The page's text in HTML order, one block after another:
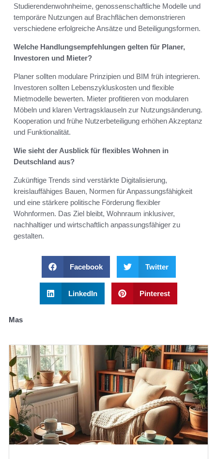
Studierendenwohnheime, genossenschaftliche Modelle und
temporäre Nutzungen auf Brachflächen demonstrieren
verschiedene erfolgreiche Ansätze und Beteiligungsformen.
Welche Handlungsempfehlungen gelten für Planer,
Investoren und Mieter?
Planer sollten modulare Prinzipien und BIM früh integrieren.
Investoren sollten Lebenszykluskosten und flexible
Mietmodelle bewerten. Mieter profitieren von modularen
Möbeln und klaren Vertragsklauseln zur Nutzungsänderung.
Kooperation und frühe Nutzerbeteiligung erhöhen Akzeptanz
und Funktionalität.
Wie sieht der Ausblick für flexibles Wohnen in
Deutschland aus?
Zukünftige Trends sind verstärkte Digitalisierung,
kreislauffähiges Bauen, Normen für Anpassungsfähigkeit
und eine stärkere politische Förderung flexibler
Wohnformen. Das Ziel bleibt, Wohnraum inklusiver,
nachhaltiger und wirtschaftlich anpassungsfähiger zu
gestalten.
Facebook Twitter
LinkedIn Pinterest
Mas